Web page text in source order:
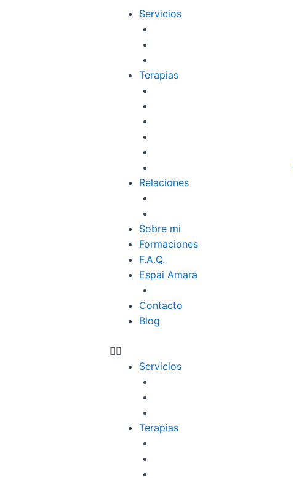
Servicios
Terapias
Relaciones
Sobre mi
Formaciones
F.A.Q.
Espai Amara
Contacto
Blog
Servicios
Terapias